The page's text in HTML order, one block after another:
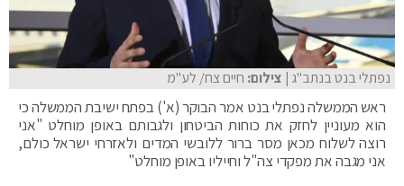
נפתלי בנט בנתב"ג | צילום: חיים צח/ לע"מ
ראש הממשלה נפתלי בנט אמר הבוקר (א') בפתח ישיבת הממשלה כי
הוא מעוניין לחזק את כוחות הביטחון ולגבותם באופן מוחלט "אני
רוצה לשלוח מכאן מסר ברור ללובשי המדים ולאזרחי ישראל כולם,
אני מגבה את מפקדי צה"ל וחייליו באופן מוחלט"